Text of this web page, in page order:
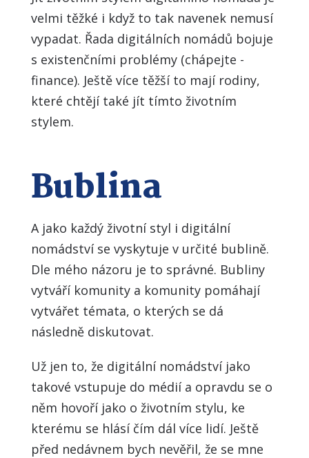
velmi těžké i když to tak navenek nemusí
vypadat. Řada digitálních nomádů bojuje
s existenčními problémy (chápejte -
finance). Ještě více těžší to mají rodiny,
které chtějí také jít tímto životním
stylem.
Bublina
A jako každý životní styl i digitální
nomádství se vyskytuje v určité bublině.
Dle mého názoru je to správné. Bubliny
vytváří komunity a komunity pomáhají
vytvářet témata, o kterých se dá
následně diskutovat.
Už jen to, že digitální nomádství jako
takové vstupuje do médií a opravdu se o
něm hovoří jako o životním stylu, ke
kterému se hlásí čím dál více lidí. Ještě
před nedávnem bych nevěřil, že se mne